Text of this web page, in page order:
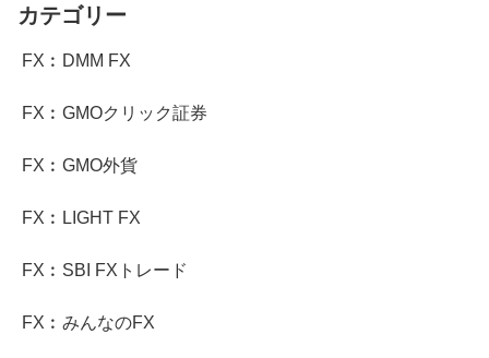
カテゴリー
FX︰DMM FX
FX︰GMOクリック証券
FX︰GMO外貨
FX︰LIGHT FX
FX︰SBI FXトレード
FX︰みんなのFX